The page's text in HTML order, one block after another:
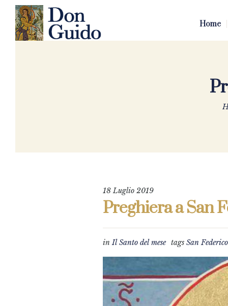
Home
18 Luglio 2019
Preghiera a San
inIl Santo del mese tags San